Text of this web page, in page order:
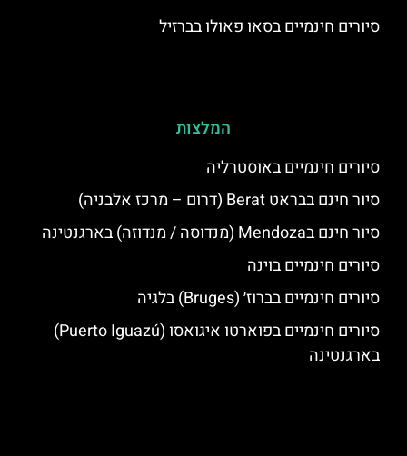
סיורים חינמיים בסאו פאולו בברזיל
המלצות
סיורים חינמיים באוסטרליה
סיור חינם בבראט Berat (דרום – מרכז אלבניה)
סיור חינם בMendoza (מנדוסה / מנדוזה) בארגנטינה
סיורים חינמיים בוינה
סיורים חינמיים בברוז׳ (Bruges) בלגיה
סיורים חינמיים בפוארטו איגואסו (Puerto Iguazú)
בארגנטינה